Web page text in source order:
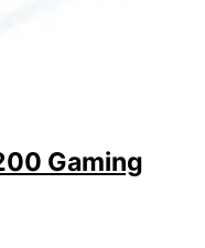
Gaming